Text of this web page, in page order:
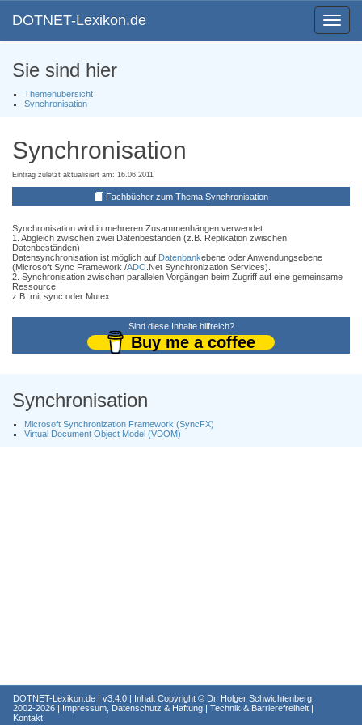
Toggle
DOTNET-Lexikon.de
Sie sind hier
Themenübersicht
Synchronisation
Synchronisation
Eintrag zuletzt aktualisiert am: 16.06.2011
Fachbücher zum Thema Synchronisation
Synchronisation wird in mehreren Zusammenhängen verwendet.
1. Abgleich zwischen zwei Datenbeständen (z.B. Replikation zwischen
Datenbeständen)
Datensynchronisation ist möglich auf Datenbankebene oder Anwendungsebene
(Microsoft Sync Framework /ADO .Net Synchronization Services).
2. Synchronisation zwischen parallelen Vorgängen beim Zugriff auf eine gemeinsame
Ressource
z.B. mit sync oder Mutex
Sind diese Inhalte hilfreich?
Buy me a coffee
Synchronisation
Microsoft Synchronization Framework (SyncFX)
Virtual Document Object Model (VDOM)
DOTNET-Lexikon.de | v3.4.0 | Inhalt Copyright © Dr. Holger Schwichtenberg
2002-2026 | Impressum, Datenschutz & Haftung | Technik & Barrierefreiheit |
Kontakt